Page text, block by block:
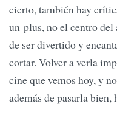
cierto, también hay
un plus, no el centro del
de ser divertido y
cortar. Volver a verla
cine que vemos hoy, y
además de pasarla